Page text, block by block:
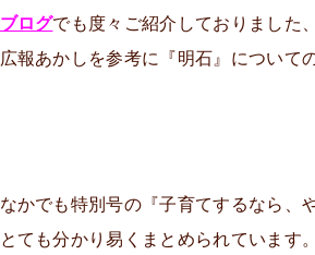
ブログでも度々ご紹介しておりました、
広報あかしを参考に『明石』について
なかでも特別号の『子育てするなら、
とても分かり易くまとめられています。